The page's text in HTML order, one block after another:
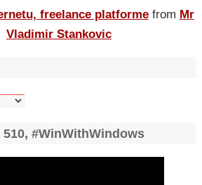
freelance platforme from Mr
Vladimir Stankovic
510, #WinWithWindows